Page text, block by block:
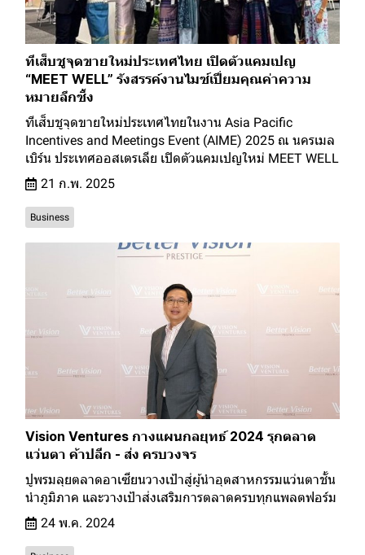
ทีเส็บชูจุดขายใหม่ประเทศไทย เปิดตัวแคมเปญ
“MEET WELL” รังสรรค์งานไมซ์เปี่ยมคุณค่าความ
หมายลึกซึ้ง
ทีเส็บชูจุดขายใหม่ประเทศไทยในงาน Asia Pacific
Incentives and Meetings Event (AIME) 2025 ณ นครเมล
เบิร์น ประเทศออสเตรเลีย เปิดตัวแคมเปญใหม่ MEET WELL
21 ก.พ. 2025
Business
Vision Ventures กางแผนกลยุทธ์ 2024 รุกตลาด
แว่นตา ค้าปลีก - ส่ง ครบวงจร
ปูพรมลุยตลาดอาเซียนวางเป้าสู่ผู้นำอุตสาหกรรมแว่นตาชั้น
นำภูมิภาค และวางเป้าส่งเสริมการตลาดครบทุกแพลตฟอร์ม
24 พ.ค. 2024